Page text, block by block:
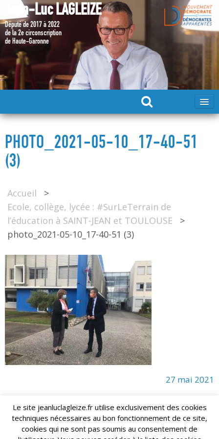
Jean-Luc LAGLEIZE
Député de 2017 à 2022
de la 2e circonscription
de Haute-Garonne
MA CANDIDATURE 2024
MES ACTIONS 2017 – 2022
PHOTO_2021-05-10_17-40-51
(3)
Accueil
>
Ecole, collège, lycée : #SurLeTerrain de
l’éducation à SAINT-JEAN et TOULOUSE
>
photo_2021-05-10_17-40-51 (3)
27 mai 2021
Jean-Luc LAGLEIZE - e-mail : lagleize2024@gmail.com
Le site jeanluclagleize.fr utilise exclusivement des cookies
techniques nécessaires au bon fonctionnement de ce site,
cookies qui ne sont pas soumis au consentement de